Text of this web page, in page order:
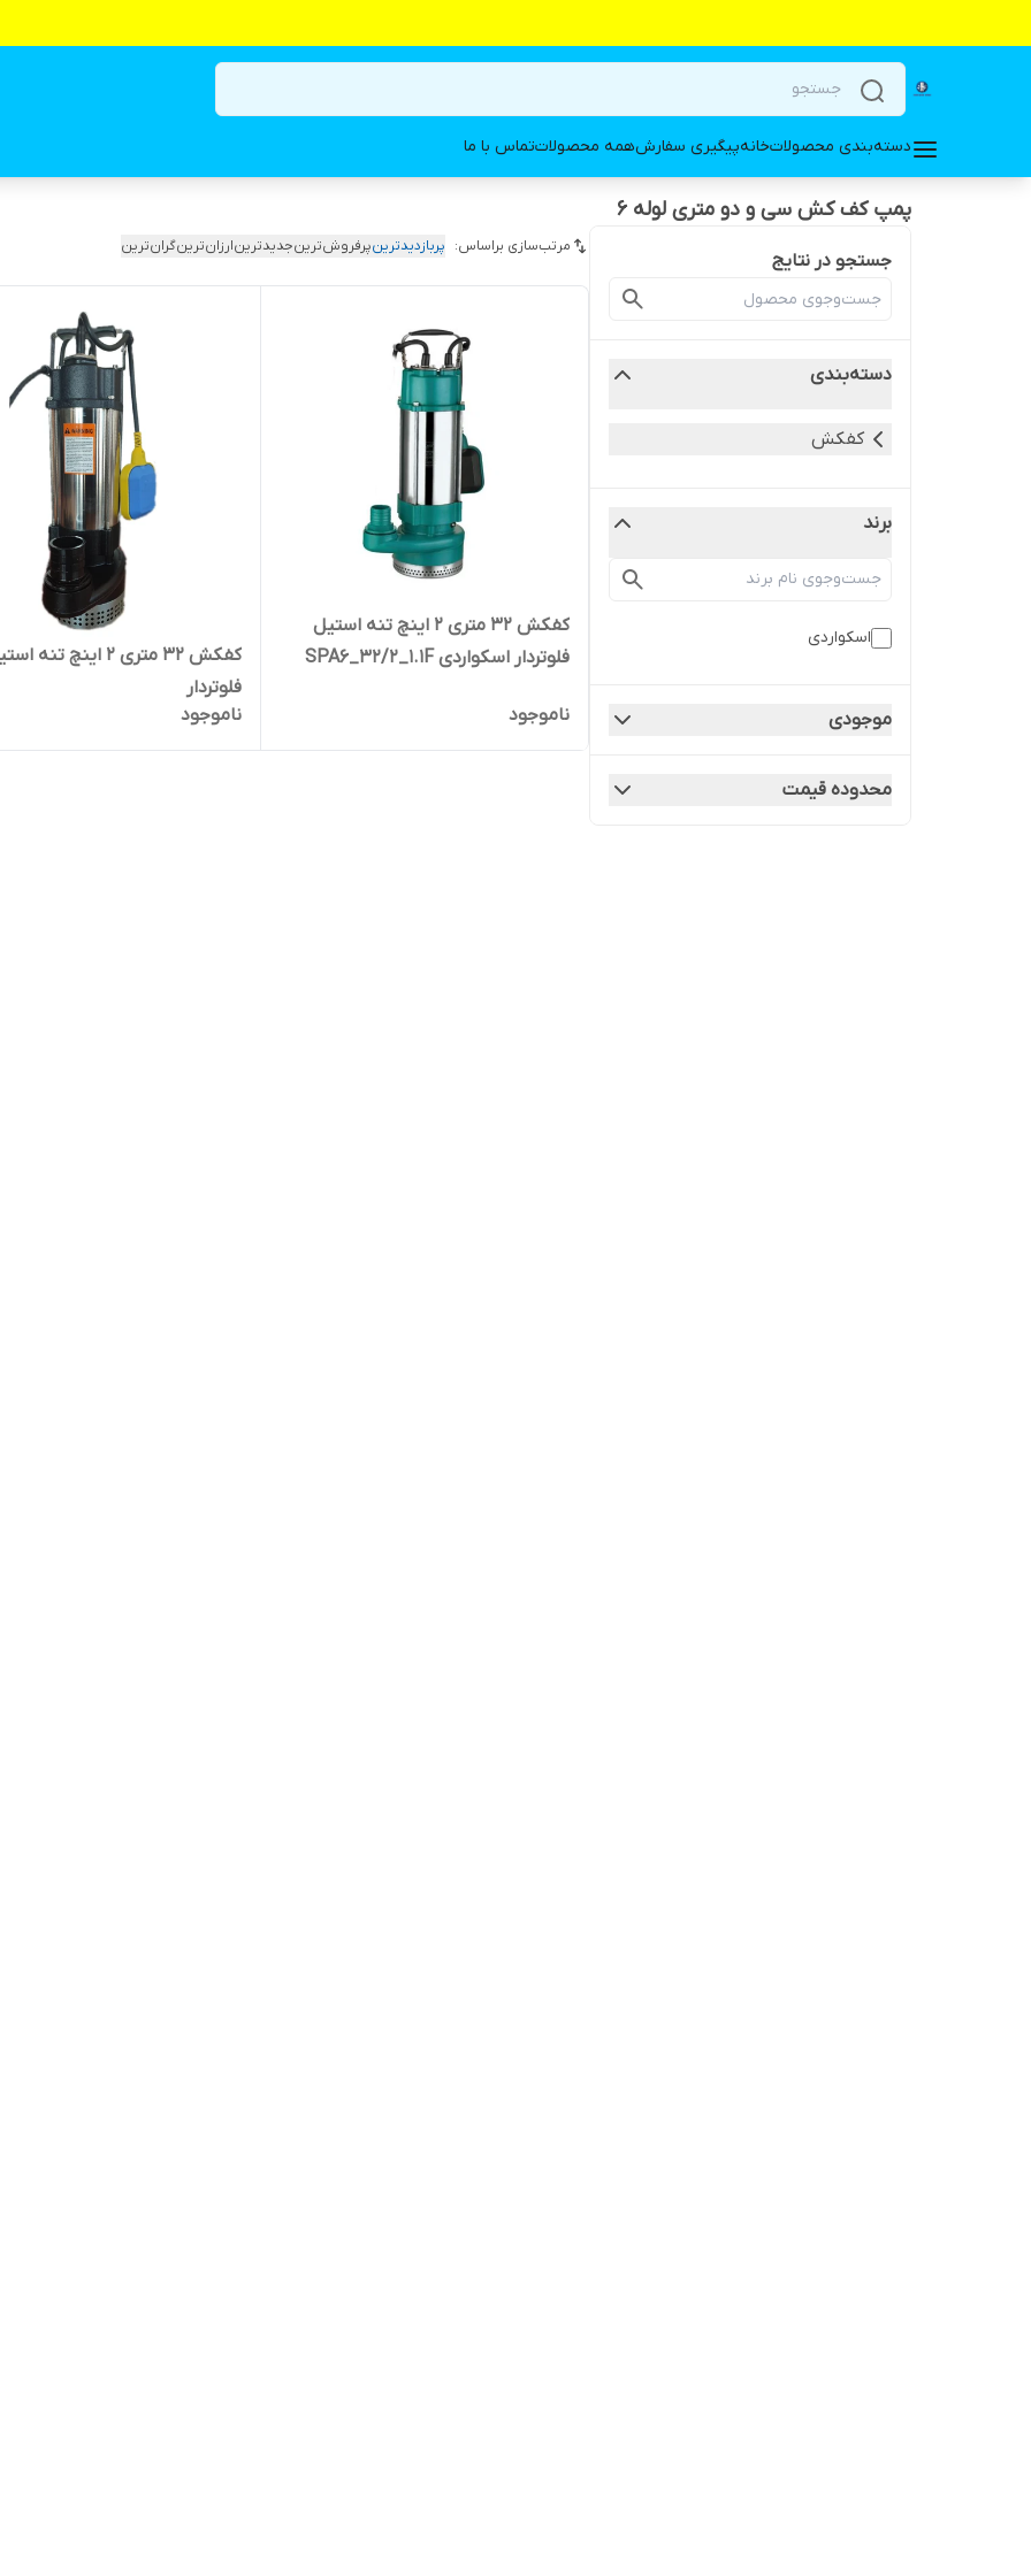
دسته‌بندی محصولاتخانهپیگیری سفارشهمه محصولاتتماس با ما
پمپ کف کش سی و دو متری لوله ۶
جستجو در نتایج
دسته‌بندی
کفکش
برند
اسکواردی
موجودی
محدوده قیمت
مرتب‌سازی براساس: پربازدیدترینپرفروش‌ترینجدیدترینارزان‌ترینگران‌ترین
کفکش ۳۲ متری ۲ اینچ تنه استیل
فلوتردار اسکواردی SPA6_32/2_1.1F
ناموجود
کفکش ۳۲ متری ۲ اینچ تنه
فلوتردار
ناموجود